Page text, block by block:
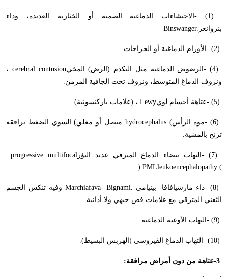
- (1)الاحتشاءات الدماغية الصمية أو الخثارية العديدة، وداء
بنزوانغر Binswanger.
- (2) الأورام الدماغية أو الخراجات.
- (4)الرضوض الدماغية مثل التكدم (الرض) المخيcerebral contusion ،
ونزوف الدماغ المتوسط، ونزوف تحت الجافية المزمن.
- (5)عتاهة أجسام لويLewy ، (علامات باركنسونية).
- (6)موه الرأسhydrocephalus ( متصل أو مغلق) السوي الضغط يرافقه
ترنح بالمشية.
- (7)التهاب بيضاء الدماغ المترقي عديد البؤرprogressive multifocal
leukoencephalopathy (
PML
).
- (8)داء مارشيافافا- بينيامي Marchiafava- Bignami. وفيه تنكس الجسم
الثفني المترقي مع علامات فص جبهي ولا أدائية.
- (9) التهاب الأوعية الدماغية.
- (10) التهاب الدماغ الڤيروسي (الهربس البسيط).
-3عتاهة من دون أمراض مرافقة: